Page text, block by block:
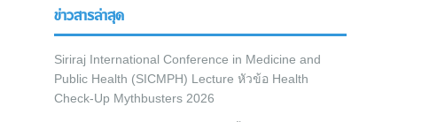
ข่าวสารล่าสุด
Siriraj International Conference in Medicine and
Public Health (SICMPH) Lecture หัวข้อ Health
Check-Up Mythbusters 2026